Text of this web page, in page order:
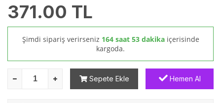
371.00 TL
Şimdi sipariş verirseniz 164 saat 53 dakika içerisinde
kargoda.
Sepete Ekle Hemen Al